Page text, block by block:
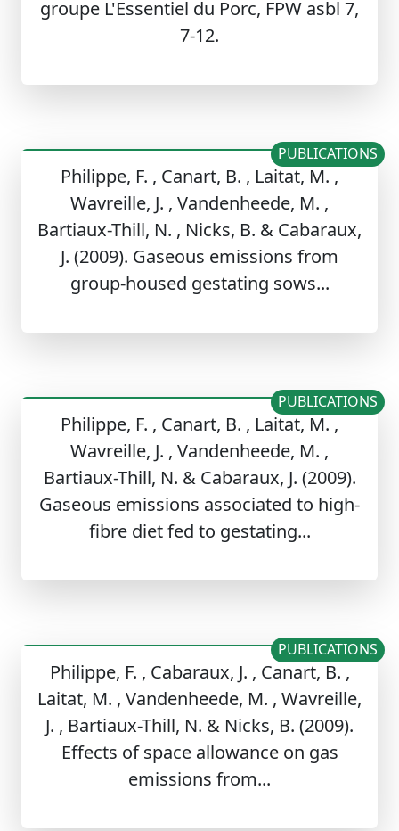
groupe L'Essentiel du Porc, FPW asbl 7,
7-12.
Philippe, F. , Canart, B. , Laitat, M. ,
Wavreille, J. , Vandenheede, M. ,
Bartiaux-Thill, N. , Nicks, B. & Cabaraux,
J. (2009). Gaseous emissions from
group-housed gestating sows...
PUBLICATIONS
Philippe, F. , Canart, B. , Laitat, M. ,
Wavreille, J. , Vandenheede, M. ,
Bartiaux-Thill, N. & Cabaraux, J. (2009).
Gaseous emissions associated to high-
fibre diet fed to gestating...
PUBLICATIONS
Philippe, F. , Cabaraux, J. , Canart, B. ,
Laitat, M. , Vandenheede, M. , Wavreille,
J. , Bartiaux-Thill, N. & Nicks, B. (2009).
Effects of space allowance on gas
emissions from...
PUBLICATIONS